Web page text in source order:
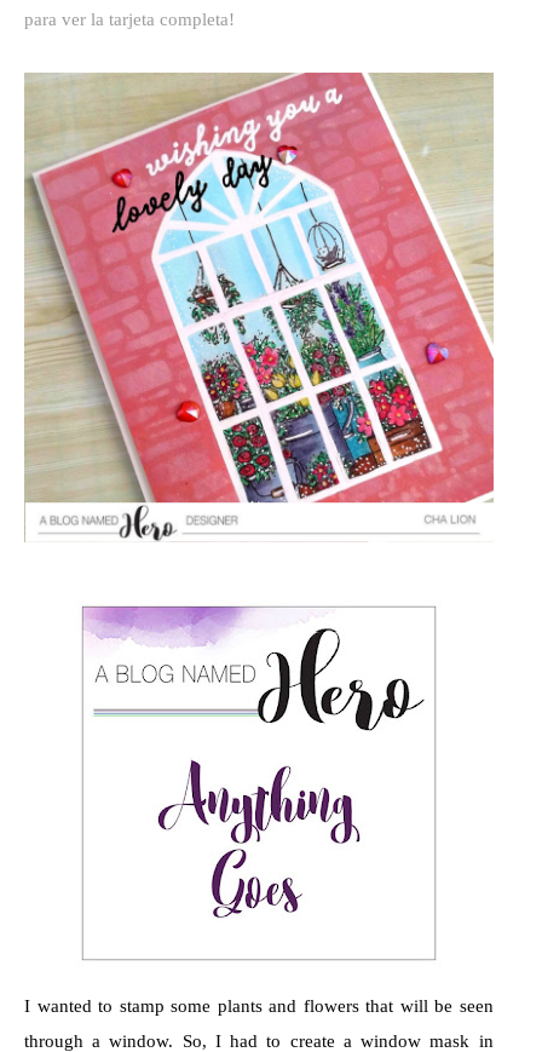
para ver la tarjeta completa!
I wanted to stamp some plants and flowers that will be seen
through a window. So, I had to create a window mask in